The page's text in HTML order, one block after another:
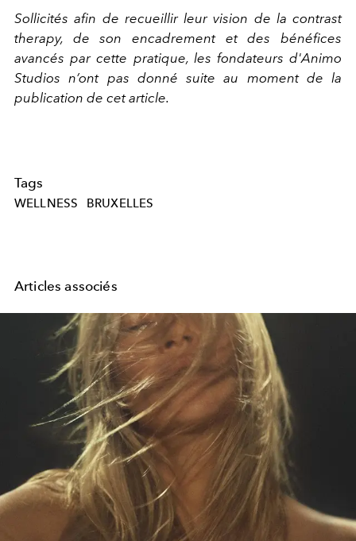
Sollicités afin de recueillir leur vision de la contrast
therapy, de son encadrement et des bénéfices
avancés par cette pratique, les fondateurs d'Animo
Studios n’ont pas donné suite au moment de la
publication de cet article.
Tags
WELLNESS BRUXELLES
Articles associés